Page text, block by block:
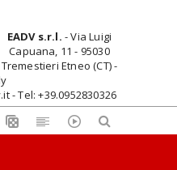
EADV s.r.l. - Via Luigi
Capuana, 11 - 95030
Tremestieri Etneo (CT) -
- Tel: +39.0952830326